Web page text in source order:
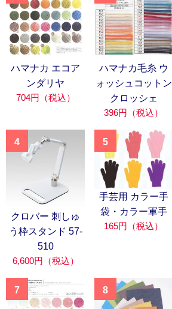
ハマナカ エコア
ンダリヤ
704円（税込）
ハマナカ毛糸 ウ
ォッシュコットン
クロッシェ
396円（税込）
4
クロバー 刺しゅ
う枠スタンド 57-
510
6,600円（税込）
5
手芸用 カラー手
袋・カラー軍手
165円（税込）
7 8